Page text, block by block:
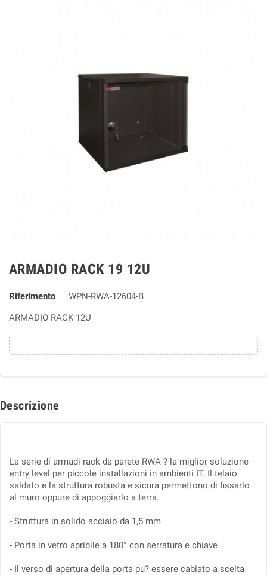
ARMADIO RACK 19 12U
Riferimento
WPN-RWA-12604-B
ARMADIO RACK 12U
Descrizione
La serie di armadi rack da parete RWA ? la miglior soluzione
entry level per piccole installazioni in ambienti IT. Il telaio
saldato e la struttura robusta e sicura permettono di fissarlo
al muro oppure di appoggiarlo a terra.
- Struttura in solido acciaio da 1,5 mm
- Porta in vetro apribile a 180° con serratura e chiave
- Il verso di apertura della porta pu? essere cabiato a scelta